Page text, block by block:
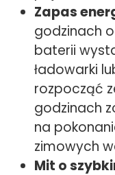
Zapas
godzinach
baterii
ładowarki
rozpocząć
godzinach
na
zimowych
Mit o